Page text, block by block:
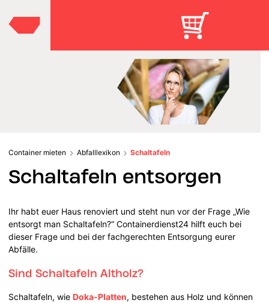
Container mieten Abfalllexikon Schaltafeln
Schaltafeln entsorgen
Ihr habt euer Haus renoviert und steht nun vor der Frage „Wie
entsorgt man Schaltafeln?“ Containerdienst24 hilft euch bei
dieser Frage und bei der fachgerechten Entsorgung eurer
Abfälle.
Sind Schaltafeln Altholz?
Schaltafeln, wie Doka-Platten, bestehen aus Holz und können